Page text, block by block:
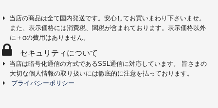
当店の商品は全て国内発送です。安心してお買いまわり下さいませ。
また、表示価格には消費税、関税が含まれております。表示価格以外
に＋αの費用はありません。
セキュリティについて
当店は暗号化通信の方式であるSSL通信に対応しています。 皆さまの
大切な個人情報の取り扱いには徹底的に注意を払っております。
プライバシーポリシー